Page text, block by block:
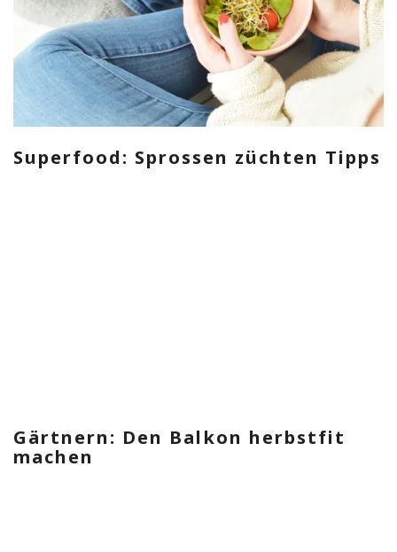
Superfood: Sprossen züchten Tipps
Gärtnern: Den Balkon herbstfit
machen